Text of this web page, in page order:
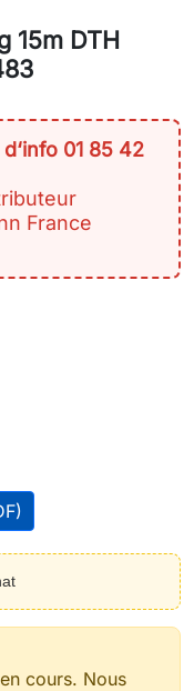
15m DTH
01 85 42
France
cours. Nous